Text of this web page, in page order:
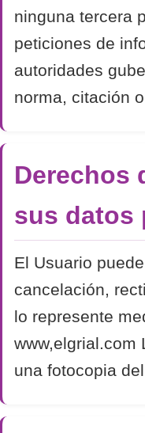
ninguna tercera
peticiones de
autoridades
norma, citación
Derechos
sus datos
El Usuario
cancelación,
lo represente
www,elgrial.com
una fotocopia